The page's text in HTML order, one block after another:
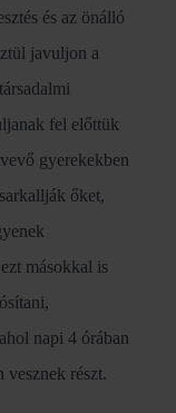
és az önálló
javuljon a
fel előttük
gyerekekben
őket,
másokkal is
napi 4 órában
vesznek részt.